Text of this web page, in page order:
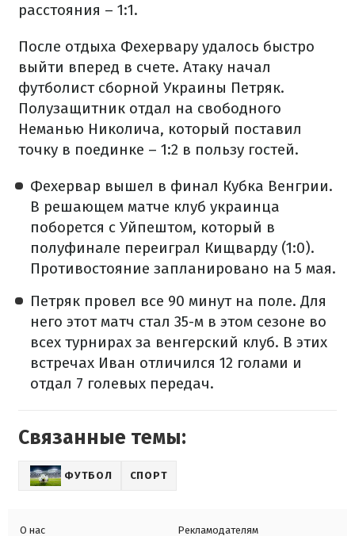
расстояния – 1:1.
После отдыха Фехервару удалось быстро
выйти вперед в счете. Атаку начал
футболист сборной Украины Петряк.
Полузащитник отдал на свободного
Неманью Николича, который поставил
точку в поединке – 1:2 в пользу гостей.
Фехервар вышел в финал Кубка Венгрии.
В решающем матче клуб украинца
поборется с Уйпештом, который в
полуфинале переиграл Кищварду (1:0).
Противостояние запланировано на 5 мая.
Петряк провел все 90 минут на поле. Для
него этот матч стал 35-м в этом сезоне во
всех турнирах за венгерский клуб. В этих
встречах Иван отличился 12 голами и
отдал 7 голевых передач.
Связанные темы:
ФУТБОЛ СПОРТ
О нас
Рекламодателям